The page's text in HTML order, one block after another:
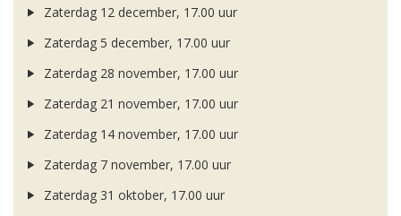
Zaterdag 12 december, 17.00 uur
Zaterdag 5 december, 17.00 uur
Zaterdag 28 november, 17.00 uur
Zaterdag 21 november, 17.00 uur
Zaterdag 14 november, 17.00 uur
Zaterdag 7 november, 17.00 uur
Zaterdag 31 oktober, 17.00 uur